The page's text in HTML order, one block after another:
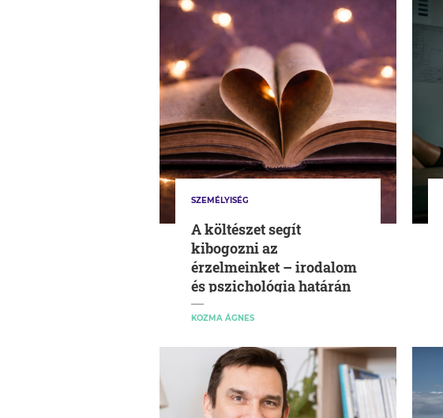
SZEMÉLYISÉG
A költészet segít
kibogozni az
érzelmeinket – irodalom
és pszichológia határán
KOZMA ÁGNES